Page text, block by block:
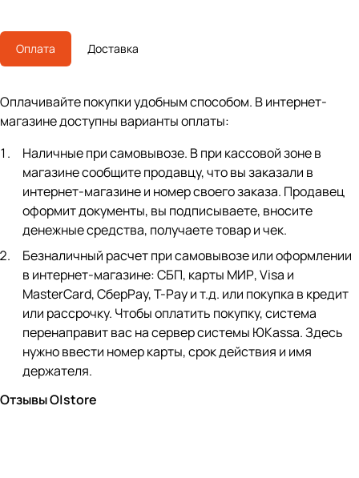
Оплата Доставка
Оплачивайте покупки удобным способом. В интернет-
магазине доступны варианты оплаты:
Наличные при самовывозе. В при кассовой зоне в
магазине сообщите продавцу, что вы заказали в
интернет-магазине и номер своего заказа. Продавец
оформит документы, вы подписываете, вносите
денежные средства, получаете товар и чек.
Безналичный расчет при самовывозе или оформлении
в интернет-магазине: СБП, карты МИР, Visa и
MasterCard, СберPay, Т-Pay и т.д. или покупка в кредит
или рассрочку. Чтобы оплатить покупку, система
перенаправит вас на сервер системы ЮKassa. Здесь
нужно ввести номер карты, срок действия и имя
держателя.
Отзывы O|store